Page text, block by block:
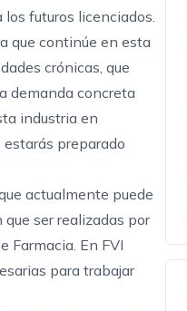
futuros licenciados.
que continúe en esta
crónicas, que
demanda concreta
industria en
preparado
actualmente puede
ser realizadas por
Farmacia. En FVI
para trabajar